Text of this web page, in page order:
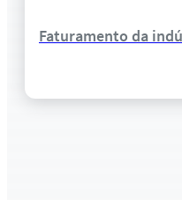
Faturamento da